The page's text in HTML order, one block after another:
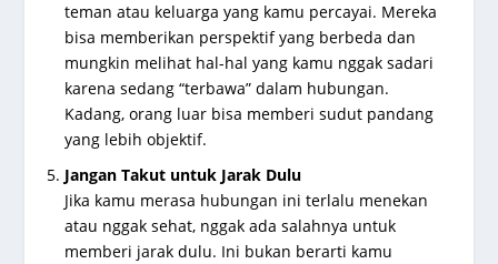
teman atau keluarga yang kamu percayai. Mereka
bisa memberikan perspektif yang berbeda dan
mungkin melihat hal-hal yang kamu nggak sadari
karena sedang “terbawa” dalam hubungan.
Kadang, orang luar bisa memberi sudut pandang
yang lebih objektif.
Jangan Takut untuk Jarak Dulu
Jika kamu merasa hubungan ini terlalu menekan
atau nggak sehat, nggak ada salahnya untuk
memberi jarak dulu. Ini bukan berarti kamu